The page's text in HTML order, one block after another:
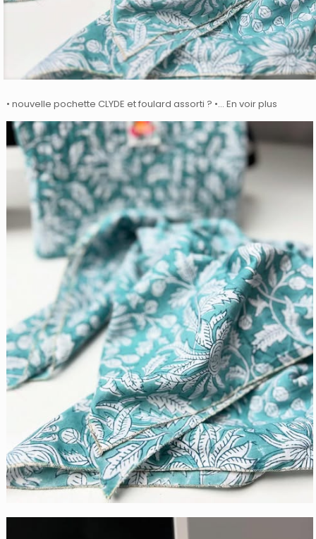
• nouvelle pochette CLYDE et foulard assorti ? •… En voir plus